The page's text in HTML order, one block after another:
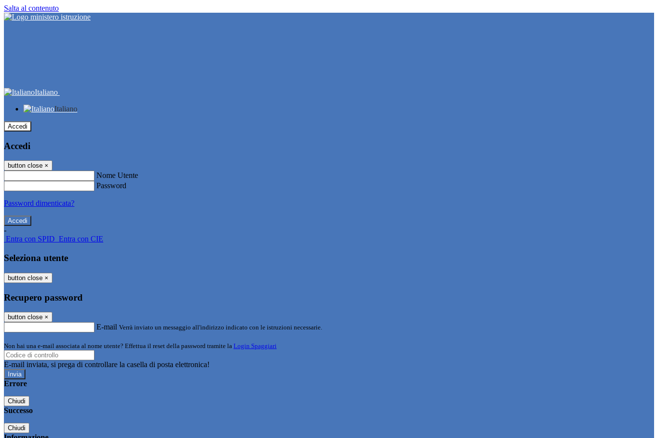
Salta al contenuto
Italiano
Italiano
Accedi
Accedi
button close ×
Nome Utente
Password
Password dimenticata?
-
Entra con SPID Entra con CIE
Seleziona utente
button close ×
Recupero password
button close ×
E-mail Verrà inviato un messaggio all'indirizzo indicato con le istruzioni necessarie.
Non hai una e-mail associata al nome utente? Effettua il reset della password tramite la Login Spaggiari
E-mail inviata, si prega di controllare la casella di posta elettronica!
Errore
Chiudi
Successo
Chiudi